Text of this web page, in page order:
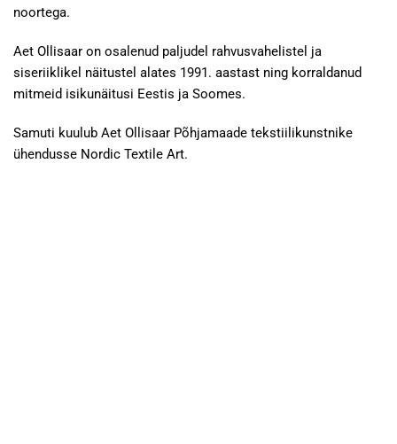
noortega.
Aet Ollisaar on osalenud paljudel rahvusvahelistel ja
siseriiklikel näitustel alates 1991. aastast ning korraldanud
mitmeid isikunäitusi Eestis ja Soomes.
Samuti kuulub Aet Ollisaar Põhjamaade tekstiilikunstnike
ühendusse Nordic Textile Art.